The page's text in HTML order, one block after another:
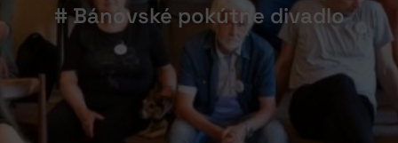
# Bánovské pokútne divadlo